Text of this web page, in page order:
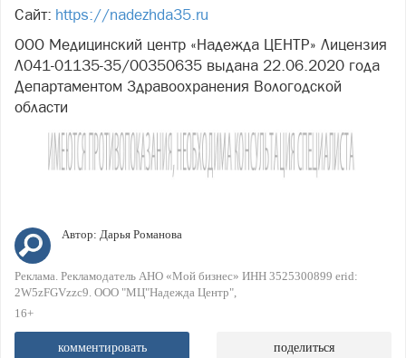
Сайт: https://nadezhda35.ru
ООО Медицинский центр «Надежда ЦЕНТР» Лицензия
Л041-01135-35/00350635 выдана 22.06.2020 года
Департаментом Здравоохранения Вологодской
области
Автор: Дарья Романова
Реклама. Рекламодатель АНО «Мой бизнес» ИНН 3525300899 erid:
2W5zFGVzzc9. ООО "МЦ"Надежда Центр"
16+
комментировать поделиться